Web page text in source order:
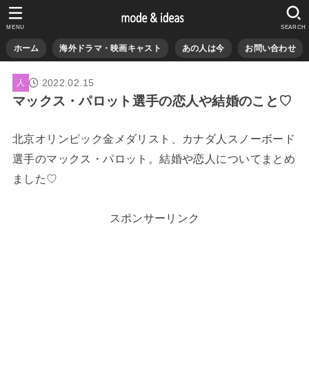
ホーム 海外ドラマ・映画キャスト あの人は今 お問い合わせ
SEARCH
MENU
人 2022.02.15
マックス・パロット選手の恋人や結婚のこと♡
北京オリンピック金メダリスト、カナダ人スノーボード
選手のマックス・パロット。結婚や恋人についてまとめ
ました♡
スポンサーリンク